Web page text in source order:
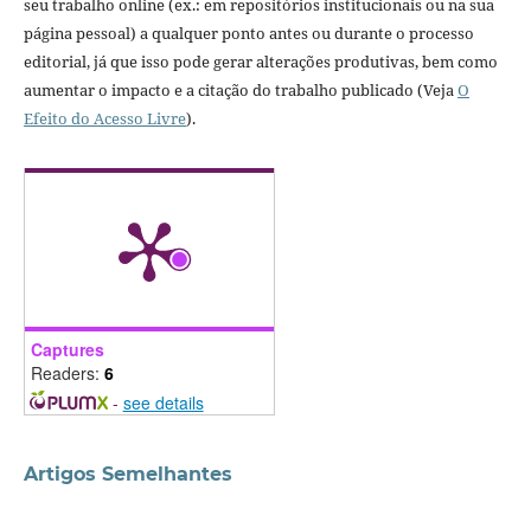
seu trabalho online (ex.: em repositórios institucionais ou na sua
página pessoal) a qualquer ponto antes ou durante o processo
editorial, já que isso pode gerar alterações produtivas, bem como
aumentar o impacto e a citação do trabalho publicado (VejaO
Efeito do Acesso Livre).
Captures
Readers: 6
- see details
Artigos Semelhantes